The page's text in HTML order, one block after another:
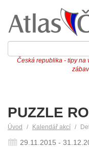
Česká republika - tipy na
PUZZLE
Úvod Kalendář akcí
29.11.2015 -